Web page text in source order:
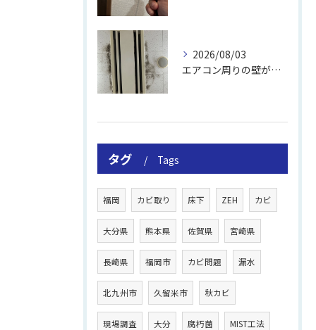
2026/08/03
エアコン周りの壁が結露しやすい理由
タグ Tags
福岡 カビ取り 床下 ZEH カビ
大分県 熊本県 佐賀県 宮崎県
長崎県 福岡市 カビ問題 漏水
北九州市 久留米市 秋カビ
現場調査 大分 腐朽菌 MIST工法